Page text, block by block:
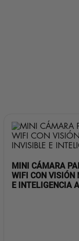
MINI CÁMARA
WIFI CON VISIÓN
E INTELIGENCIA